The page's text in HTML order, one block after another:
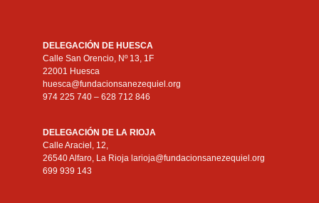
DELEGACIÓN DE HUESCA
Calle San Orencio, Nº 13, 1F
22001 Huesca
huesca@fundacionsanezequiel.org
974 225 740 – 628 712 846
DELEGACIÓN DE LA RIOJA
Calle Araciel, 12,
26540 Alfaro, La Rioja larioja@fundacionsanezequiel.org
699 939 143